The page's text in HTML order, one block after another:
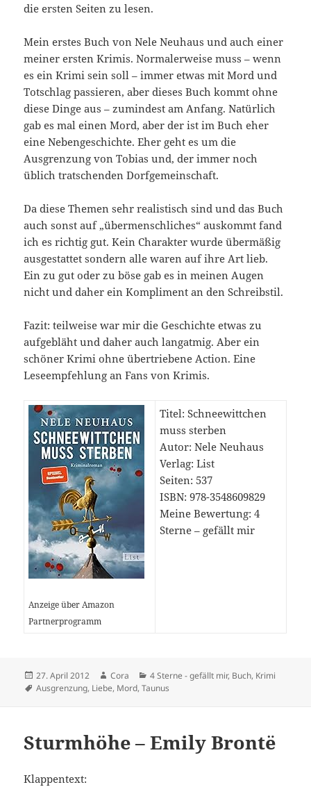
die ersten Seiten zu lesen.
Mein erstes Buch von Nele Neuhaus und auch einer
meiner ersten Krimis. Normalerweise muss – wenn
es ein Krimi sein soll – immer etwas mit Mord und
Totschlag passieren, aber dieses Buch kommt ohne
diese Dinge aus – zumindest am Anfang. Natürlich
gab es mal einen Mord, aber der ist im Buch eher
eine Nebengeschichte. Eher geht es um die
Ausgrenzung von Tobias und, der immer noch
üblich tratschenden Dorfgemeinschaft.
Da diese Themen sehr realistisch sind und das Buch
auch sonst auf „übermenschliches“ auskommt fand
ich es richtig gut. Kein Charakter wurde übermäßig
ausgestattet sondern alle waren auf ihre Art lieb.
Ein zu gut oder zu böse gab es in meinen Augen
nicht und daher ein Kompliment an den Schreibstil.
Fazit: teilweise war mir die Geschichte etwas zu
aufgebläht und daher auch langatmig. Aber ein
schöner Krimi ohne übertriebene Action. Eine
Leseempfehlung an Fans von Krimis.
Anzeige über Amazon
Partnerprogramm
Titel: Schneewittchen
muss sterben
Autor: Nele Neuhaus
Verlag: List
Seiten: 537
ISBN: 978-3548609829
Meine Bewertung: 4
Sterne – gefällt mir
Veröffentlicht
am
27. April 2012 Autor
Cora Kategorien
4 Sterne - gefällt mir, Buch, Krimi
Schlagwörter
Ausgrenzung, Liebe, Mord,Taunus
Sturmhöhe – Emily Brontë
Klappentext: